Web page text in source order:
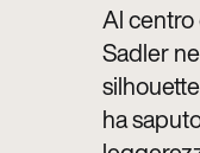
Al centro
Sadler
ha